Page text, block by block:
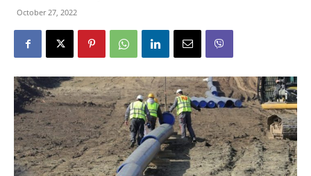
October 27, 2022